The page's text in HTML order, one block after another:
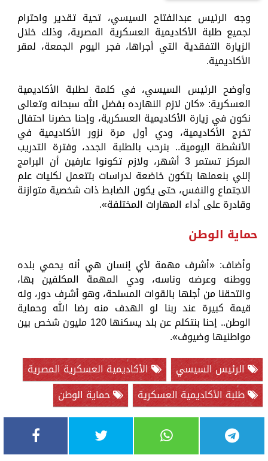
وجه الرئيس عبدالفتاح السيسي، تحية تقدير واحترام
لجميع طلبة الأكاديمية العسكرية المصرية، وذلك خلال
الزيارة التفقدية التي أجراها، فجر اليوم الجمعة، لمقر
الأكاديمية.
وأوضح الرئيس السيسي، في كلمة لطلبة الأكاديمية
العسكرية: «كان لازم النهارده بفضل الله سبحانه وتعالى
نكون في زيارة الأكاديمية العسكرية، وإحنا حضرنا احتفال
تخرج الأكاديمية، ودي أول مرة نزور الأكاديمية في
الأنشطة اليومية.. بنرحب بالطلبة الجدد، وفترة التدريب
المركز تستمر 3 أشهر، ولازم تكونوا عارفين أن البرامج
إللي بنعملها بتكون خاضعة لدراسات بتتعمل لكليات علم
الاجتماع والنفس، حتى يكون الضابط ذات شخصية متوازنة
وقادرة على أداء المهارات المختلفة».
حماية الوطن
وأضاف: «أشرف مهمة لأي إنسان هي أنه يحمي بلده
ووطنه وعرضه وناسه، ودي المهمة المكلفين بها،
والتحقنا من أجلها بالقوات المسلحة، وهو أشرف دور، وله
قيمة كبيرة عند ربنا لو الهدف منه رضا الله وحماية
الوطن.. إحنا بنتكلم عن بلد يسكنها 120 مليون شخص بين
مواطنيها وضيوف».
الرئيس السيسي
الأكاديمية العسكرية المصرية
طلبة الأكاديمية العسكرية
حماية الوطن